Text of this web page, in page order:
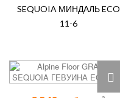
SEQUOIA МИНДАЛЬ ECO
11-6